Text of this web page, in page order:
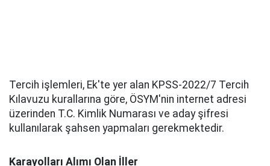
Tercih işlemleri, Ek'te yer alan KPSS-2022/7 Tercih
Kılavuzu kurallarına göre, ÖSYM'nin internet adresi
üzerinden T.C. Kimlik Numarası ve aday şifresi
kullanılarak şahsen yapmaları gerekmektedir.
Karayolları Alımı Olan İller